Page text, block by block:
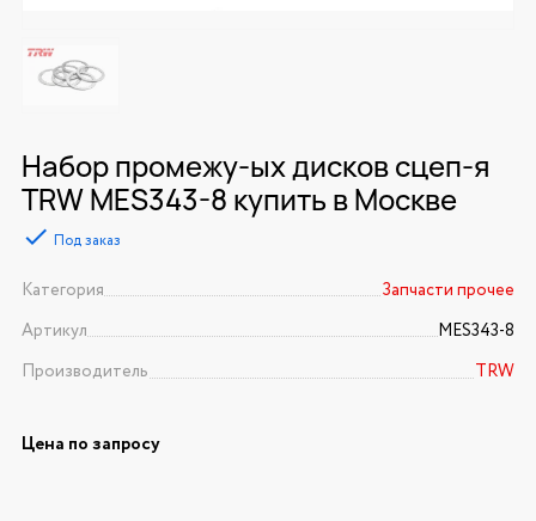
Набор промежу-ых дисков сцеп-я
TRW MES343-8 купить в Москве
Под заказ
Категория
Запчасти прочее
Артикул
MES343-8
Производитель
TRW
Цена по запросу